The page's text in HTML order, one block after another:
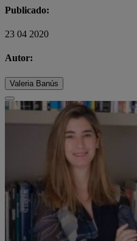
Publicado:
23 04 2020
Autor:
Valeria Banús